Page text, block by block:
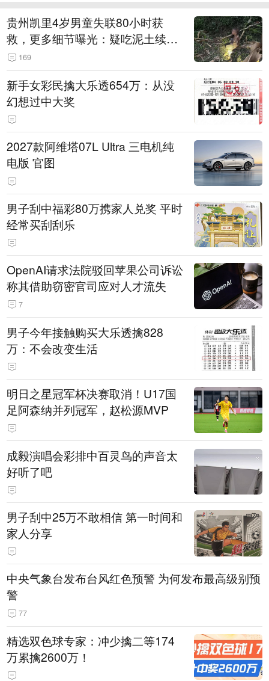
贵州凯里4岁男童失联80小时获
救，更多细节曝光：疑吃泥土续
命，搜救至20米附近错过多找3天
169
新手女彩民擒大乐透654万：从没
幻想过中大奖
2027款阿维塔07L Ultra 三电机纯
电版 官图
男子刮中福彩80万携家人兑奖 平时
经常买刮刮乐
OpenAI请求法院驳回苹果公司诉讼
称其借助窃密官司应对人才流失
7
男子今年接触购买大乐透擒828
万：不会改变生活
明日之星冠军杯决赛取消！U17国
足阿森纳并列冠军，赵松源MVP
成毅演唱会彩排中百灵鸟的声音太
好听了吧
男子刮中25万不敢相信 第一时间和
家人分享
中央气象台发布台风红色预警 为何发布最高级别预
警
77
精选双色球专家：冲少擒二等174
万累擒2600万！